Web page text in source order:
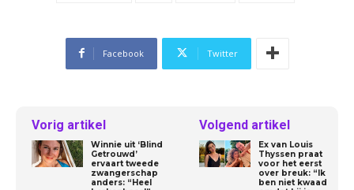
Facebook Twitter
Vorig artikel
Winnie uit ‘Blind
Getrouwd’
ervaart tweede
zwangerschap
anders: “Heel
Volgend artikel
Ex van Louis
Thyssen praat
voor het eerst
over breuk: “Ik
ben niet kwaad